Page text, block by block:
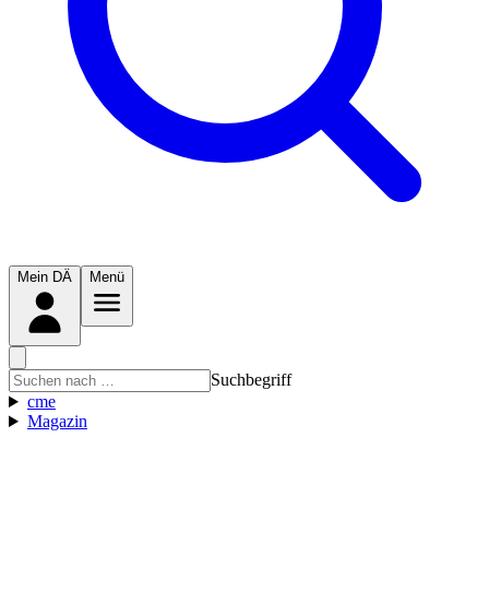
Mein DÄ Menü
Suchbegriff
cme
Magazin